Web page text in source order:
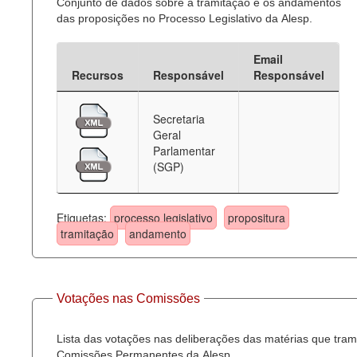
das proposições no Processo Legislativo da Alesp.
Recursos Responsável
Email
Responsável
Secretaria
Geral
Parlamentar
(SGP)
Etiquetas: processo legislativo
propositura
tramitação
andamento
Votações nas Comissões
Lista das votações nas deliberações das matérias que
Comissões Permanentes da Alesp.